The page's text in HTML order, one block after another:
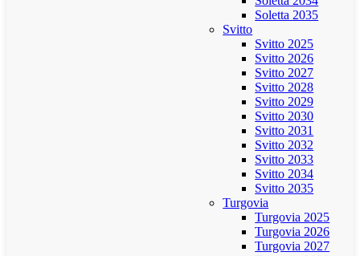
Soletta 2035
Svitto
Svitto 2025
Svitto 2026
Svitto 2027
Svitto 2028
Svitto 2029
Svitto 2030
Svitto 2031
Svitto 2032
Svitto 2033
Svitto 2034
Svitto 2035
Turgovia
Turgovia 2025
Turgovia 2026
Turgovia 2027